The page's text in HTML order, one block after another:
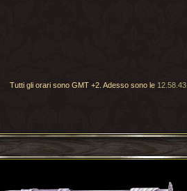
Tutti gli orari sono GMT +2. Adesso sono le 12.58.43.
indietro